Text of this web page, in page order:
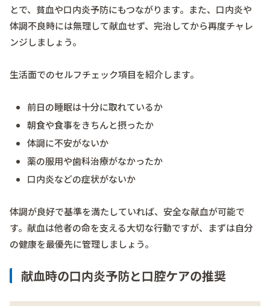
とで、貧血や口内炎予防にもつながります。また、口内炎や
体調不良時には無理して献血せず、完治してから再度チャレ
ンジしましょう。
生活面でのセルフチェック項目を紹介します。
前日の睡眠は十分に取れているか
朝食や食事をきちんと摂ったか
体調に不安がないか
薬の服用や歯科治療がなかったか
口内炎などの症状がないか
体調が良好で基準を満たしていれば、安全な献血が可能で
す。献血は他者の命を支える大切な行動ですが、まずは自分
の健康を最優先に管理しましょう。
献血時の口内炎予防と口腔ケアの推奨